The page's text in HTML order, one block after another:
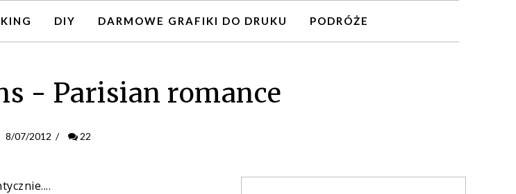
DIY DARMOWE GRAFIKI DO DRUKU PODRÓŻE
- Parisian romance
8/07/2012 / 22